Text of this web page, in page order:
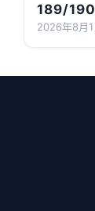
189/
2026年8月1